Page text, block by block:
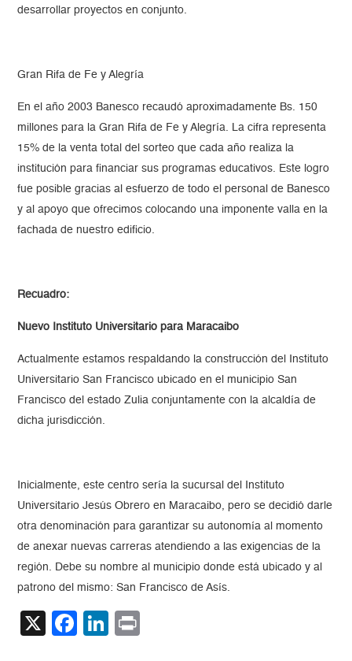
desarrollar proyectos en conjunto.
Gran Rifa de Fe y Alegría
En el año 2003 Banesco recaudó aproximadamente Bs. 150
millones para la Gran Rifa de Fe y Alegría. La cifra representa
15% de la venta total del sorteo que cada año realiza la
institución para financiar sus programas educativos. Este logro
fue posible gracias al esfuerzo de todo el personal de Banesco
y al apoyo que ofrecimos colocando una imponente valla en la
fachada de nuestro edificio.
Recuadro:
Nuevo Instituto Universitario para Maracaibo
Actualmente estamos respaldando la construcción del Instituto
Universitario San Francisco ubicado en el municipio San
Francisco del estado Zulia conjuntamente con la alcaldía de
dicha jurisdicción.
Inicialmente, este centro sería la sucursal del Instituto
Universitario Jesús Obrero en Maracaibo, pero se decidió darle
otra denominación para garantizar su autonomía al momento
de anexar nuevas carreras atendiendo a las exigencias de la
región. Debe su nombre al municipio donde está ubicado y al
patrono del mismo: San Francisco de Asís.
X Facebook
LinkedIn